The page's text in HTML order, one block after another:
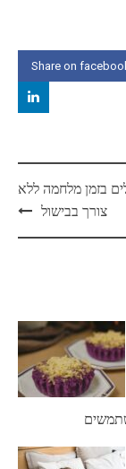
Share on
בזמן מלחמה ללא
צורך בבישול